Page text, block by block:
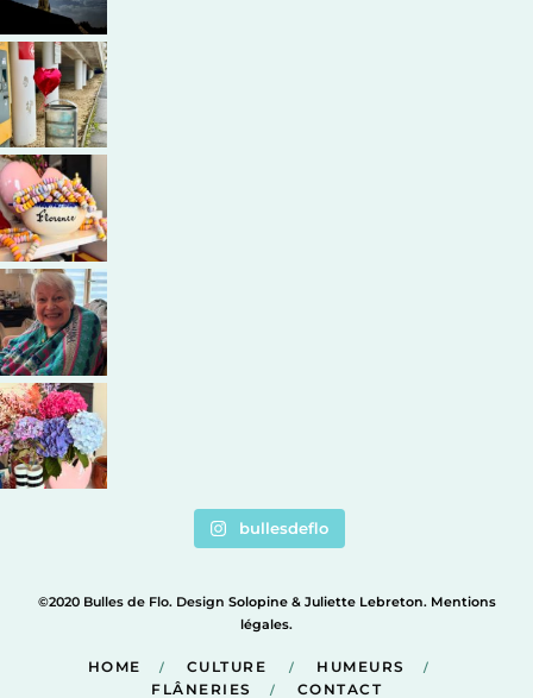
bullesdeflo
©2020 Bulles de Flo. Design Solopine& Juliette Lebreton. Mentions
légales.
HOME CULTURE
HUMEURS
FLÂNERIES
CONTACT